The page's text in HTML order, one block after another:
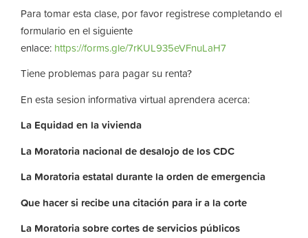
Para tomar esta clase, por favor registrese completando el
formulario en el siguiente
enlace: https://forms.gle/7rKUL935eVFnuLaH7
Tiene problemas para pagar su renta?
En esta sesion informativa virtual aprendera acerca:
La Equidad en lavivienda
La Moratoria nacional de desalojo de los CDC
La Moratoriaestatal durante laorden deemergencia
Que hacer si recibe una citación para ir a la corte
La Moratoriasobrecortesdeservicios públicos